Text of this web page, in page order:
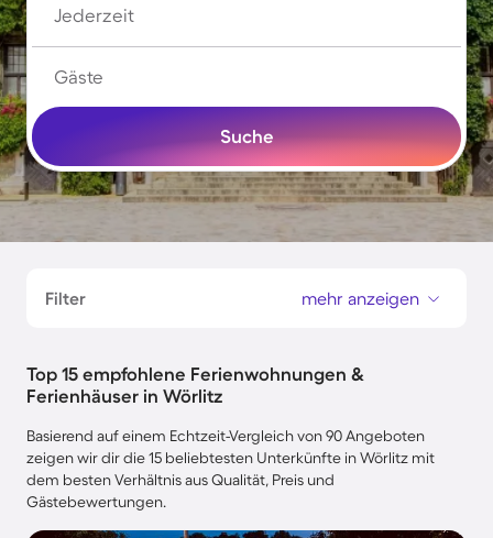
Jederzeit
Gäste
Suche
Filter mehr anzeigen
Top 15 empfohlene Ferienwohnungen &
Ferienhäuser in Wörlitz
Basierend auf einem Echtzeit-Vergleich von 90 Angeboten
zeigen wir dir die 15 beliebtesten Unterkünfte in Wörlitz mit
dem besten Verhältnis aus Qualität, Preis und
Gästebewertungen.